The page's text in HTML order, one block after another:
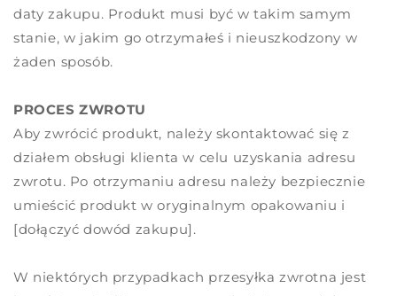
daty zakupu. Produkt musi być w takim samym
stanie, w jakim go otrzymałeś i nieuszkodzony w
żaden sposób.
PROCES ZWROTU
Aby zwrócić produkt, należy skontaktować się z
działem obsługi klienta w celu uzyskania adresu
zwrotu. Po otrzymaniu adresu należy bezpiecznie
umieścić produkt w oryginalnym opakowaniu i
[dołączyć dowód zakupu].
W niektórych przypadkach przesyłka zwrotna jest